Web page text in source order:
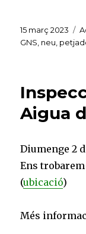
Publicat
el
15 març 2023
GNS neu
Aigua
Diumenge 2
Ens trobarem
(ubicació)
Més